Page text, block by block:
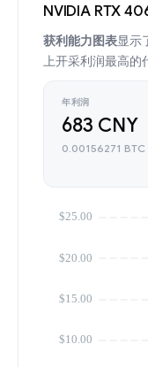
NVIDIA RTX
获利能力图表显示
上开采利润最高的
年利润
683 CNY
0.00156271 BTC